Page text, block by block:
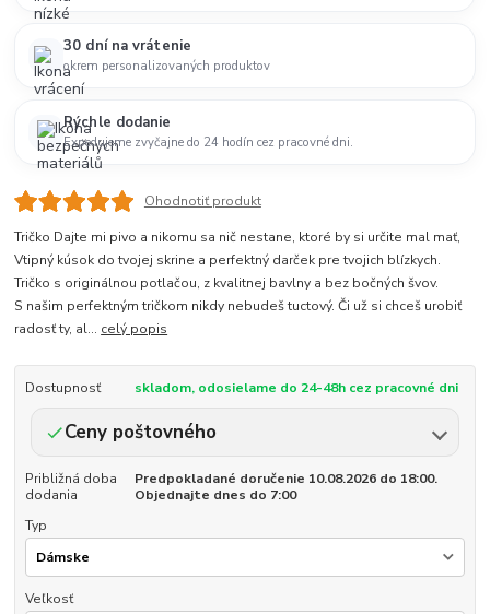
30 dní na vrátenie
okrem personalizovaných produktov
Rýchle dodanie
Expedujeme zvyčajne do 24 hodín cez pracovné dni.
Ohodnotiť produkt
Tričko Dajte mi pivo a nikomu sa nič nestane, ktoré by si určite mal mať,
Vtipný kúsok do tvojej skrine a perfektný darček pre tvojich blízkych.
Tričko s originálnou potlačou, z kvalitnej bavlny a bez bočných švov.
S našim perfektným tričkom nikdy nebudeš tuctový. Či už si chceš urobiť
radosť ty, al... celý popis
Dostupnosť skladom, odosielame do 24-48h cez pracovné dni
Ceny poštovného
Približná doba
dodania
Predpokladané doručenie 10.08.2026 do 18:00.
Objednajte dnes do 7:00
Typ
Veľkosť